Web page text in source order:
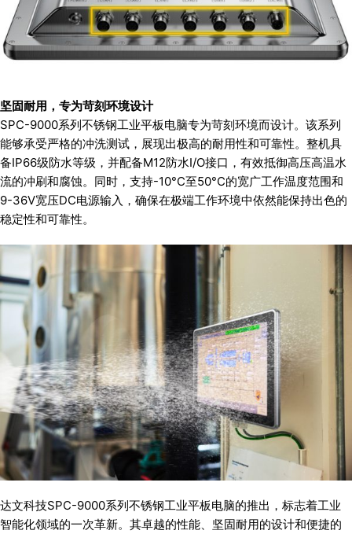
坚固耐用，专为苛刻环境设计
SPC-9000系列不锈钢工业平板电脑专为苛刻环境而设计。该系列
能够承受严格的冲洗测试，展现出极高的耐用性和可靠性。整机具
备IP66级防水等级，并配备M12防水I/O接口，有效抵御高压高温水
流的冲刷和腐蚀。同时，支持-10°C至50°C的宽广工作温度范围和
9-36V宽压DC电源输入，确保在极端工作环境中依然能保持出色的
稳定性和可靠性。
达文科技SPC-9000系列不锈钢工业平板电脑的推出，标志着工业
智能化领域的一次革新。其卓越的性能、坚固耐用的设计和便捷的